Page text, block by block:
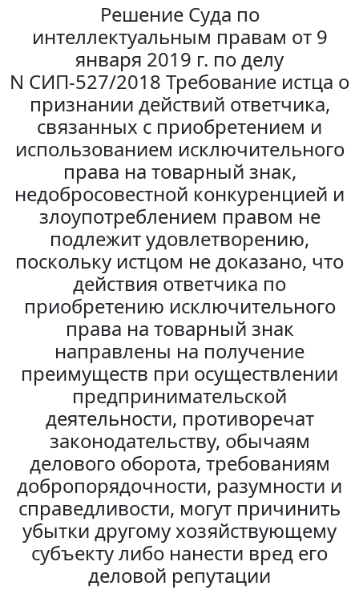
Решение Суда по
интеллектуальным правам от 9
января 2019 г. по делу
N СИП-527/2018 Требование истца о
признании действий ответчика,
связанных с приобретением и
использованием исключительного
права на товарный знак,
недобросовестной конкуренцией и
злоупотреблением правом не
подлежит удовлетворению,
поскольку истцом не доказано, что
действия ответчика по
приобретению исключительного
права на товарный знак
направлены на получение
преимуществ при осуществлении
предпринимательской
деятельности, противоречат
законодательству, обычаям
делового оборота, требованиям
добропорядочности, разумности и
справедливости, могут причинить
убытки другому хозяйствующему
субъекту либо нанести вред его
деловой репутации